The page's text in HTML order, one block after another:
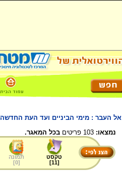
העבר : מימי הביניים ועד העת החדשה
נמצאו:
בכל המאגר.
טקסט
[
11
]
תמונה
[
0
]